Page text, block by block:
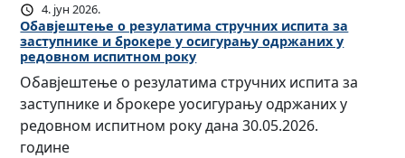
4. јун 2026.
Обавјештење о резулатима стручних испита за
заступнике и брокере у осигурању одржаних у
редовном испитном року
Обавјештење о резулатима стручних испита за
заступнике и брокере уосигурању одржаних у
редовном испитном року дана 30.05.2026.
године